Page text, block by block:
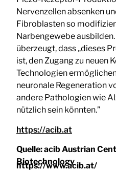
Nervenzellen absenken
Fibroblasten so
Narbengewebe
überzeugt, dass „dieses
ist, den Zugang zu neuen
Technologien
neuronale Regeneration
andere Pathologien wie
nützlich sein könnten.”
https://acib.at
Quelle:acib Austrian
Biotechnology
https://www.acib.at/